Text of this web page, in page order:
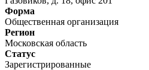
Форма
Общественная организация
Регион
Московская область
Статус
Зарегистрированные